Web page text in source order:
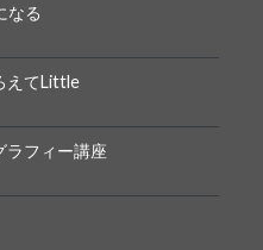
なる
えてLittle
ラフィー講座